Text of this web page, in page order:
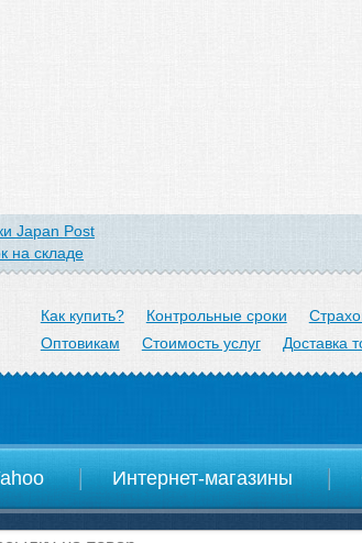
Japan Post
на складе
Как купить? Контрольные сроки
Оптовикам
Стоимость услуг Доставка
Интернет-магазины